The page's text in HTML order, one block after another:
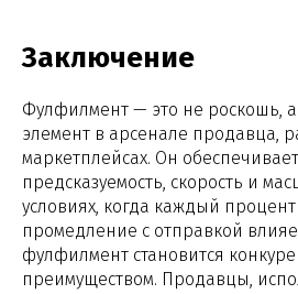
Заключение
Фулфилмент — это не роскошь,
элемент в арсенале продавца,
маркетплейсах. Он
предсказуемость, скорость и
условиях, когда каждый
промедление с отправкой
фулфилмент становится
преимуществом. Продавцы,